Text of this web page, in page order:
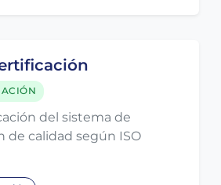
del sistema de
de calidad según ISO